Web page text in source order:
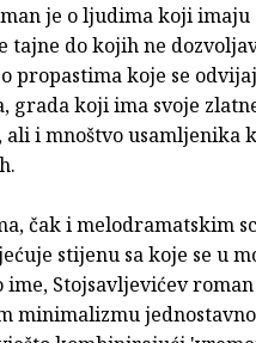
je o ljudima koji imaju
do kojih ne
propastima koje se
grada koji ima svoje
i mnoštvo usamljenika
čak i melodramatskim
stijenu sa koje se u
Stojsavljevićev
minimalizmu jednostavno